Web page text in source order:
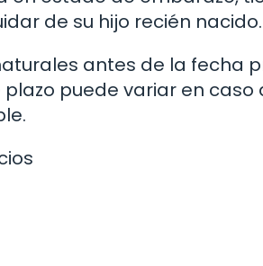
de su hijo recién nacido.
antes de la fecha
puede variar en caso